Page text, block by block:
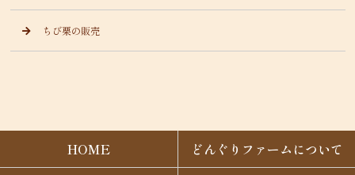
ちび栗の販売
HOME
どんぐりファームについて